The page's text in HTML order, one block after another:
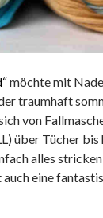
möchte mit
traumhaft
von
über Tücher bis
alles
auch eine